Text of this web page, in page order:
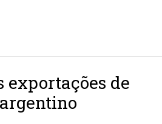
exportações de